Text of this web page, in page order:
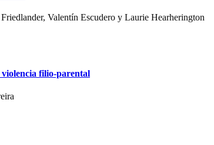
Valentín Escudero y Laurie Hearherington
violencia filio-parental